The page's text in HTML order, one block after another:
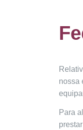
nossa
Para